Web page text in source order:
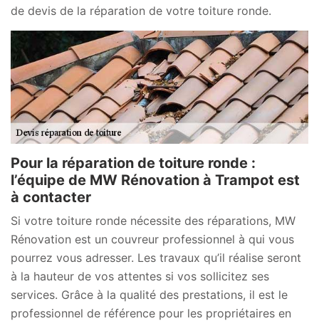
de devis de la réparation de votre toiture ronde.
Pour la réparation de toiture ronde :
l’équipe de MW Rénovation à Trampot est
à contacter
Si votre toiture ronde nécessite des réparations, MW
Rénovation est un couvreur professionnel à qui vous
pourrez vous adresser. Les travaux qu’il réalise seront
à la hauteur de vos attentes si vos sollicitez ses
services. Grâce à la qualité des prestations, il est le
professionnel de référence pour les propriétaires en